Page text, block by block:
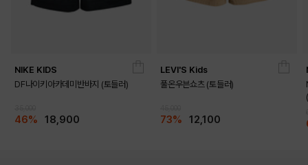
NIKE KIDS
DF나이키아카데미반바지 (토들러)
46% 18,900
LEVI'S Kids
풀온우븐쇼츠 (토들러)
73% 12,100